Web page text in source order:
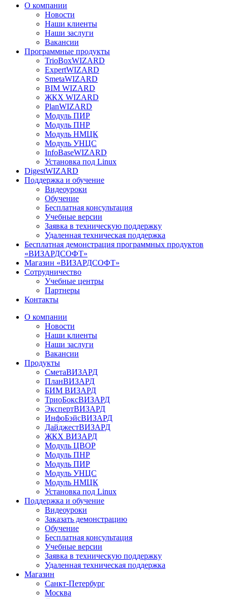
О компании
Новости
Наши клиенты
Наши заслуги
Вакансии
Программные продукты
TrioBoxWIZARD
ExpertWIZARD
SmetaWIZARD
BIM WIZARD
ЖКХ WIZARD
PlanWIZARD
Модуль ПИР
Модуль ПНР
Модуль НМЦК
Модуль УНЦС
InfoBaseWIZARD
Установка под Linux
DigestWIZARD
Поддержка и обучение
Видеоуроки
Обучение
Бесплатная консультация
Учебные версии
Заявка в техническую поддержку
Удаленная техническая поддержка
Бесплатная демонстрация программных продуктов
«ВИЗАРДСОФТ»
Магазин «ВИЗАРДСОФТ»
Сотрудничество
Учебные центры
Партнеры
Контакты
О компании
Новости
Наши клиенты
Наши заслуги
Вакансии
Продукты
СметаВИЗАРД
ПланВИЗАРД
БИМ ВИЗАРД
ТриоБоксВИЗАРД
ЭкспертВИЗАРД
ИнфоБэйсВИЗАРД
ДайджестВИЗАРД
ЖКХ ВИЗАРД
Модуль ЦВОР
Модуль ПНР
Модуль ПИР
Модуль УНЦС
Модуль НМЦК
Установка под Linux
Поддержка и обучение
Видеоуроки
Заказать демонстрацию
Обучение
Бесплатная консультация
Учебные версии
Заявка в техническую поддержку
Удаленная техническая поддержка
Магазин
Санкт-Петербург
Москва